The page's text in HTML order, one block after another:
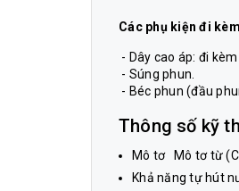
Các phụ kiện đi
- Dây cao áp: đi
- Súng phun.
- Béc phun (đầu
Thông số kỹ
Mô tơ
Mô tơ từ
Khả năng tự hút